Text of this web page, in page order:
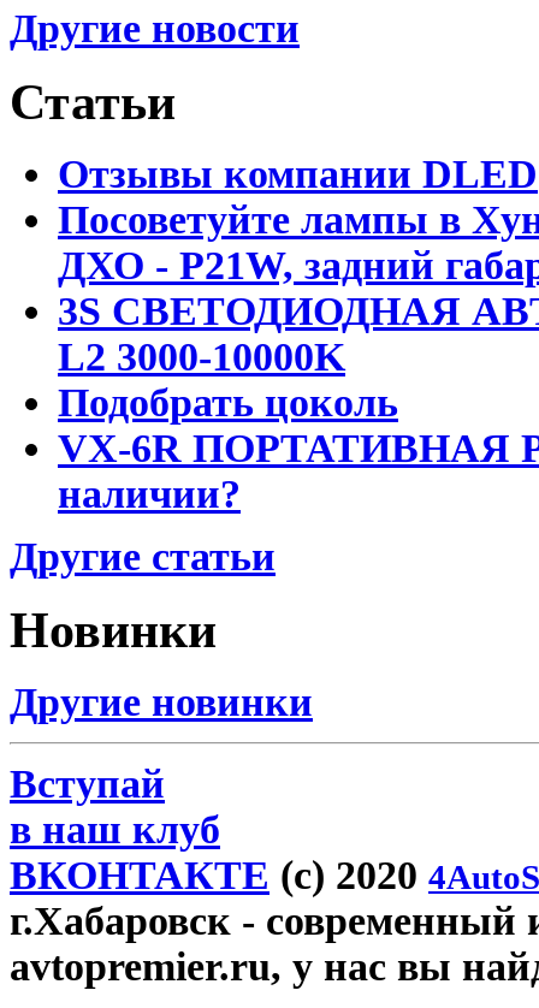
Другие новости
Статьи
Отзывы компании DLED
Посоветуйте лампы в
ДХО - P21W, задний
3S СВЕТОДИОДНАЯ
L2 3000-10000K
Подобрать цоколь
VX-6R ПОРТАТИВНАЯ
наличии?
Другие статьи
Новинки
Другие новинки
Вступай
в наш клуб
ВКОНТАКТЕ (c) 2020
г.Хабаровск - современный
avtopremier.ru, у нас вы